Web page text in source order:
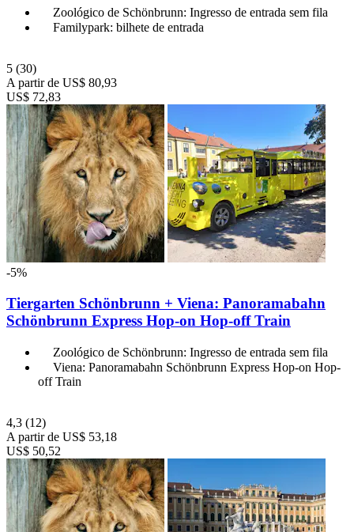
Zoológico de Schönbrunn: Ingresso de entrada sem fila
Familypark: bilhete de entrada
5 (30)
A partir de US$ 80,93
US$ 72,83
-5%
Tiergarten Schönbrunn + Viena: Panoramabahn
Schönbrunn Express Hop-on Hop-off Train
Zoológico de Schönbrunn: Ingresso de entrada sem fila
Viena: Panoramabahn Schönbrunn Express Hop-on Hop-
off Train
4,3 (12)
A partir de US$ 53,18
US$ 50,52